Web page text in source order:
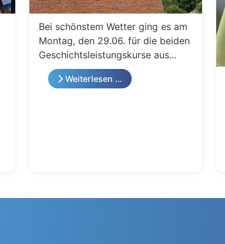
Bei schönstem Wetter ging es am
Montag, den 29.06. für die beiden
Geschichtsleistungskurse aus...
Weiterlesen …